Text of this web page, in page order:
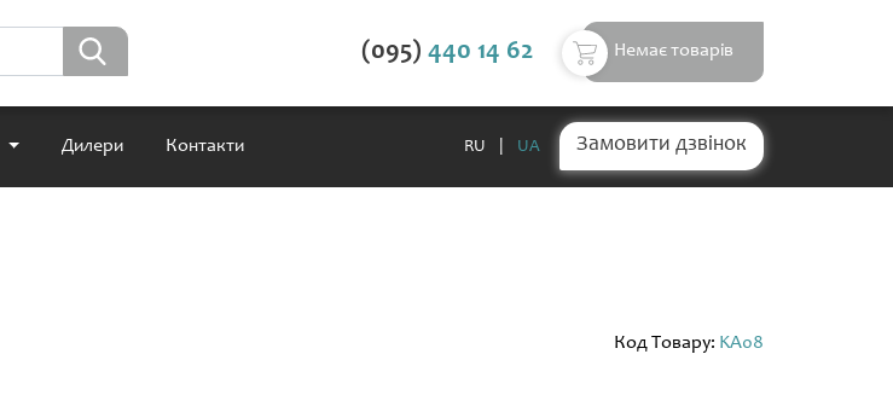
(095) 440 14 62 Немає товарів
Дилери Контакти Замовити дзвінок
RU UA
Код Товару: KA08